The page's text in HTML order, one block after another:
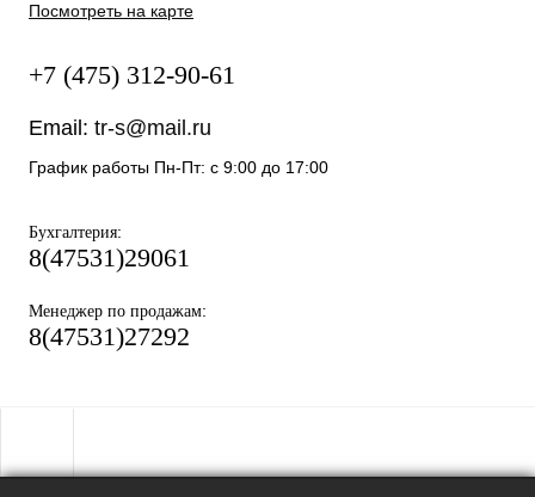
Посмотреть на карте
+7 (475) 312-90-61
Email: tr-s@mail.ru
График работы Пн-Пт: с 9:00 до 17:00
Бухгалтерия:
8(47531)29061
Менеджер по продажам:
8(47531)27292